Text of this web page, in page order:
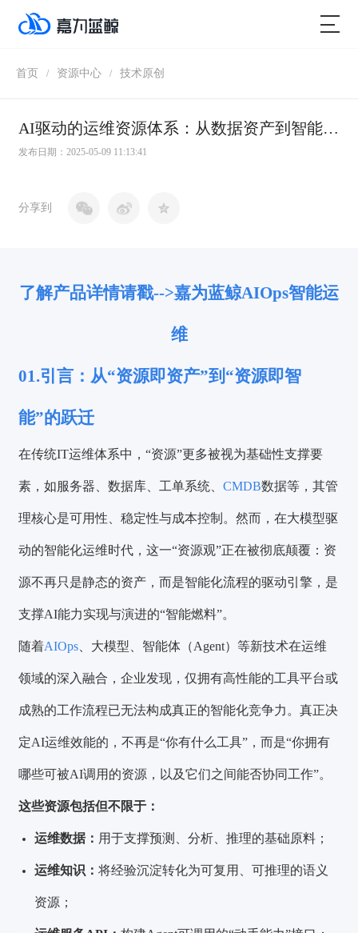
首页 / 资源中心 / 技术原创
AI驱动的运维资源体系：从数据资产到智能能力的全面升级
发布日期：2025-05-09 11:13:41
分享到
了解产品详情请戳-->嘉为蓝鲸AIOps智能运
维
01.引言：从“资源即资产”到“资源即智
能”的跃迁
在传统IT运维体系中，“资源”更多被视为基础性支撑要
素，如服务器、数据库、工单系统、CMDB数据等，其管
理核心是可用性、稳定性与成本控制。然而，在大模型驱
动的智能化运维时代，这一“资源观”正在被彻底颠覆：资
源不再只是静态的资产，而是智能化流程的驱动引擎，是
支撑AI能力实现与演进的“智能燃料”。
随着AIOps 、大模型、智能体（Agent）等新技术在运维
领域的深入融合，企业发现，仅拥有高性能的工具平台或
成熟的工作流程已无法构成真正的智能化竞争力。真正决
定AI运维效能的，不再是“你有什么工具”，而是“你拥有
哪些可被AI调用的资源，以及它们之间能否协同工作”。
这些资源包括但不限于：
运维数据： 用于支撑预测、分析、推理的基础原料；
运维知识：将经验沉淀转化为可复用、可推理的语义
资源；